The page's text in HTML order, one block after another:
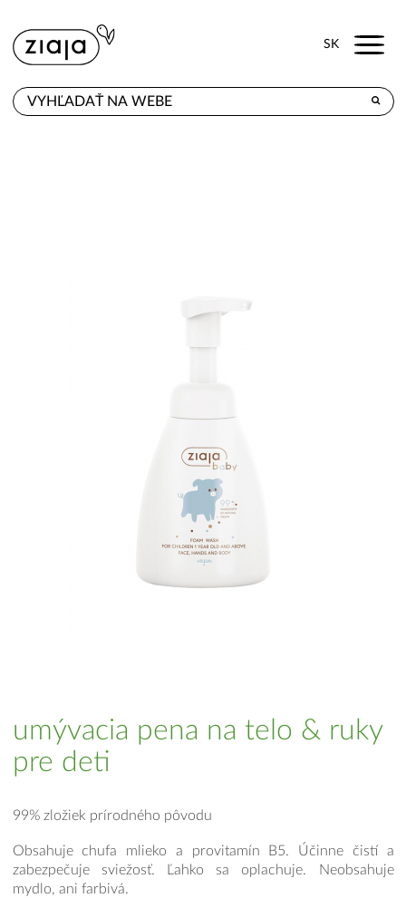
SK Menu
umývacia pena na telo & ruky
pre deti
99% zložiek prírodného pôvodu
Obsahuje chufa mlieko a provitamín B5. Účinne čistí a
zabezpečuje sviežosť. Ľahko sa oplachuje. Neobsahuje
mydlo, ani farbivá.